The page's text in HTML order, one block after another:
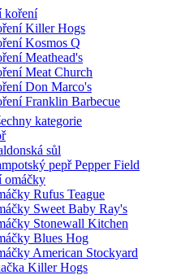
koření
Killer Hogs
Kosmos Q
Meathead's
Meat Church
Don Marco's
Franklin Barbecue
kategorie
sůl
pepř Pepper Field
omáčky
Rufus Teague
Sweet Baby Ray's
Stonewall Kitchen
Blues Hog
American Stockyard
Killer Hogs